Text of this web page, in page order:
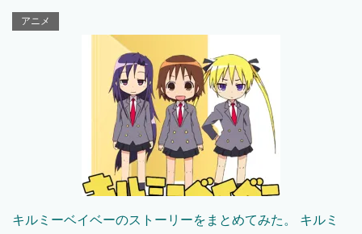
アニメ
キルミーベイベーのストーリーをまとめてみた。 キルミ